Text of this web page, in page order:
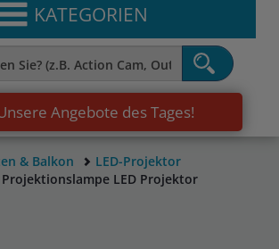
KATEGORIEN
Angebote des Tages!
& Balkon
LED-Projektor
Projektionslampe LED Projektor